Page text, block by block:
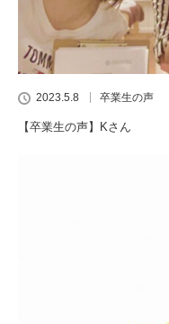
2023.5.8 卒業生の声
【卒業生の声】Kさん